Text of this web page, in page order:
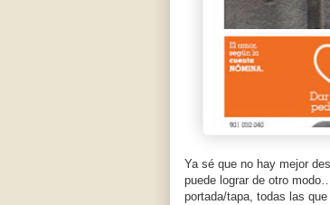
Ya sé que no hay mejor
puede lograr de otro
portada/tapa, todas las